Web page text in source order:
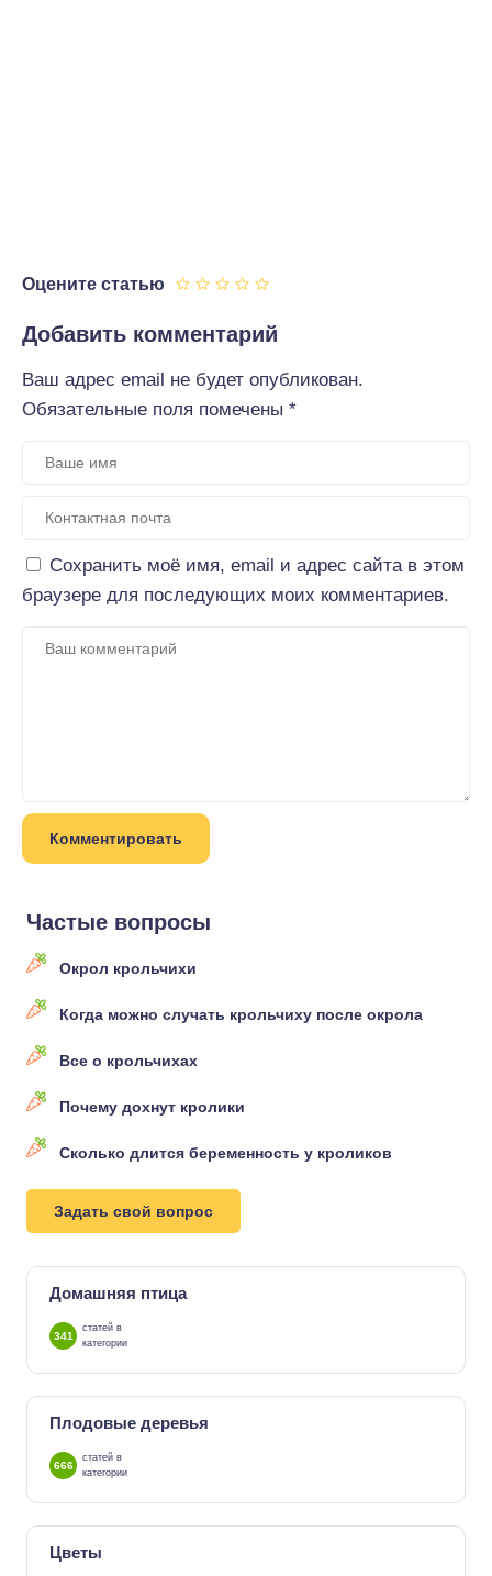
Оцените статью
Добавить комментарий
Ваш адрес email не будет опубликован.
Обязательные поля помечены *
Сохранить моё имя, email и адрес сайта в этом
браузере для последующих моих комментариев.
Частые вопросы
Окрол крольчихи
Когда можно случать крольчиху после окрола
Все о крольчихах
Почему дохнут кролики
Сколько длится беременность у кроликов
Задать свой вопрос
Домашняя птица
341
статей в
категории
Плодовые деревья
666
статей в
категории
Цветы